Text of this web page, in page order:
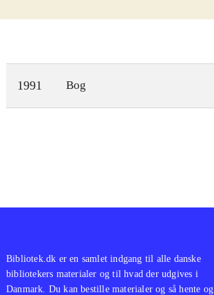
1991 Bog
Bibliotek.dk er en samlet indgang til alle danske
bibliotekers materialer og til hvad der udgives i
Danmark. Du kan bestille materialer og så hente og